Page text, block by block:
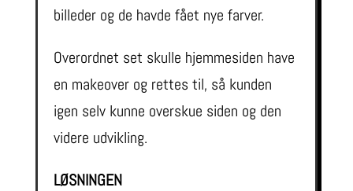
billeder og de havde fået nye farver.
Overordnet set skulle hjemmesiden have
en makeover og rettes til, så kunden
igen selv kunne overskue siden og den
videre udvikling.
LØSNINGEN